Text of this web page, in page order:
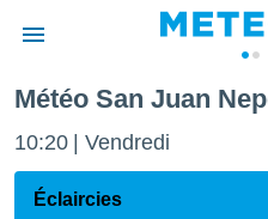
de
Météo San Juan
10:20 Vendredi
Éclaircies